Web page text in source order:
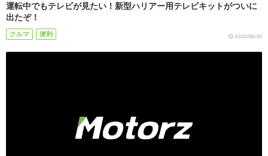
運転中でもテレビが見たい！新型ハリアー用テレビキットがついに
出たぞ！
クルマ 便利 2020/06/30